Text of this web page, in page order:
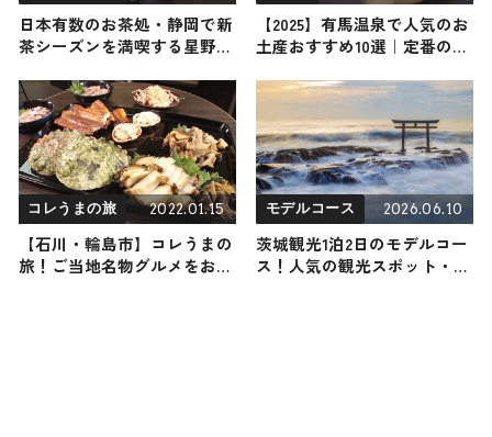
日本有数のお茶処・静岡で新
茶シーズンを満喫する星野リ
みるめ茶滞在」
【2025】有馬温泉で人気のお
土産おすすめ10選｜定番のお
ばらまき用まで幅広く紹介
コレうまの旅 2022.01.15
【石川・輪島市】コレうまの
旅！ご当地名物グルメをお届
モデルコース 2026.06.10
茨城観光1泊2日のモデルコー
ス！人気の観光スポット・名